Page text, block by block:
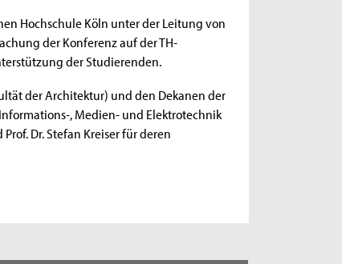
Hochschule Köln unter der Leitung von
der Konferenz auf der TH-
der Studierenden.
der Architektur) und den Dekanen der
, Medien- und Elektrotechnik
Dr. Stefan Kreiser für deren